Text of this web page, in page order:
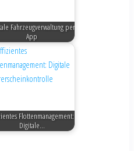
Fahrzeugverwaltung per
App
Flottenmanagement:
Digitale…